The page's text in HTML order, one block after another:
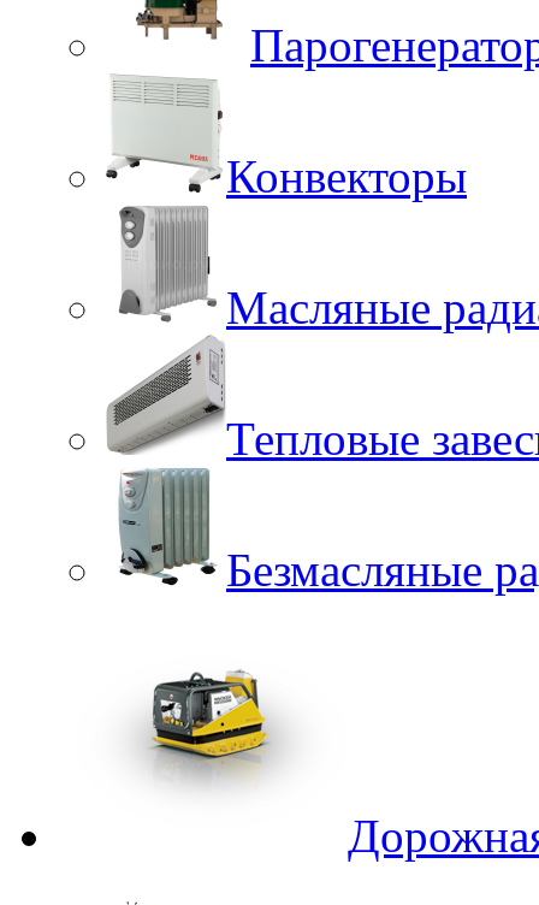
Конвекторы
Масляные
Тепловые
Безмасляные